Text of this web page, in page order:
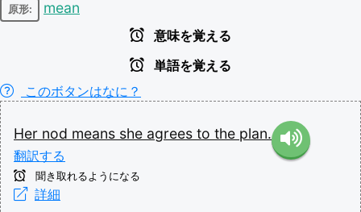
原形: mean
意味を覚える
単語を覚える
このボタンはなに？
Her nod means she agrees to the plan.
翻訳する
聞き取れるようになる
詳細